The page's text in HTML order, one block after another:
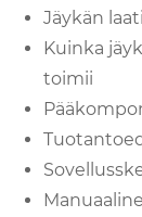
Jäykän
Kuinka
toimii